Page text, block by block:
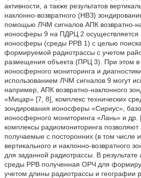
активности, а также результатов
наклонно-возвратного (НВЗ)
помощью ЛЧМ сигналов АПК возвратно-
ионосферы 9 на ПДРЦ 2 осуществляется
ионосферы (среды РРВ 1) с целью
формируемой радиотрассы с учетом
размещения объекта (ПРЦ 3). При этом в
ионосферного мониторинга и
использованием ЛЧМ сигналов 9 могут
например, АПК возвратно-наклонного
«Мицар» [7, 8], комплекс технических
зондирования ионосферы «Сириус»,
ионосферного мониторинга «Лань» и
комплексы радиомониторинга
получаемые с посторонних (в том числе
вертикального и наклонно-возвратного
для заданной радиотрассы. В результате
среды РРВ полученная ОРЧ для
учетом длины радиотрассы и географии